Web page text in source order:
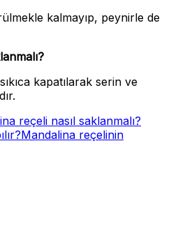
kalmayıp, peynirle de
kapatılarak serin ve
reçeli nasıl saklanmalı?
Mandalina reçelinin